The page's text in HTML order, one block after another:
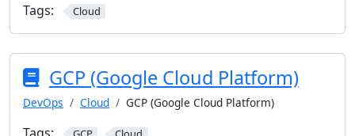
Tags:
Cloud
GCP (Google Cloud Platform)
DevOps Cloud GCP (Google Cloud Platform)